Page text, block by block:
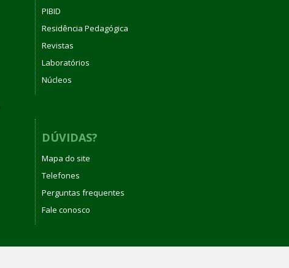
PIBID
Residência Pedagógica
Revistas
Laboratórios
Núcleos
DÚVIDAS?
Mapa do site
Telefones
Perguntas frequentes
Fale conosco